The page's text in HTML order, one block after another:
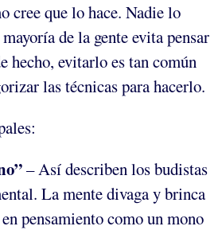
cree que lo hace. Nadie lo
de la gente evita pensar
hecho, evitarlo es tan común
las técnicas para hacerlo.
– Así describen los budistas
La mente divaga y brinca
pensamiento como un mono